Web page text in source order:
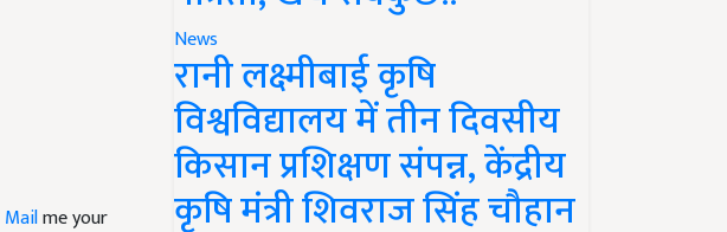
Mailme your
News
रानी लक्ष्मीबाई कृषि
विश्वविद्यालय में तीन दिवसीय
किसान प्रशिक्षण संपन्न, केंद्रीय
कृषि मंत्री शिवराज सिंह चौहान